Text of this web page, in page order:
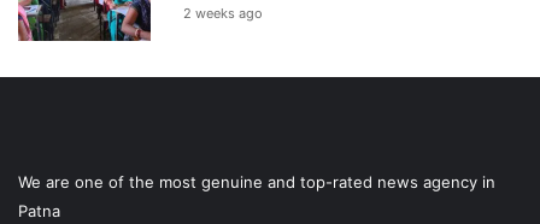
2 weeks ago
We are one of the most genuine and top-rated news agency in
Patna